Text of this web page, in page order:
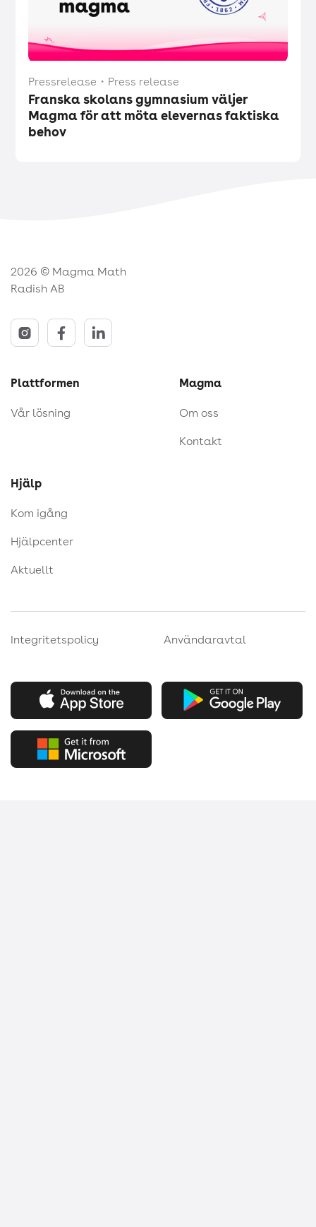
Pressrelease ・ Press release
Franska skolans gymnasium väljer
Magma för att möta elevernas faktiska
behov
2026 © Magma Math
Radish AB
Plattformen
Vår lösning
Magma
Om oss
Kontakt
Hjälp
Kom igång
Hjälpcenter
Aktuellt
Integritetspolicy Användaravtal